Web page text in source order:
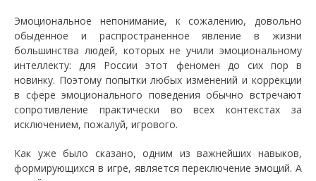
Эмоциональное непонимание, к сожалению, довольно
обыденное и распространенное явление в жизни
большинства людей, которых не учили эмоциональному
интеллекту: для России этот феномен до сих пор в
новинку. Поэтому попытки любых изменений и коррекции
в сфере эмоционального поведения обычно встречают
сопротивление практически во всех контекстах за
исключением, пожалуй, игрового.
Как уже было сказано, одним из важнейших навыков,
формирующихся в игре, является переключение эмоций. А